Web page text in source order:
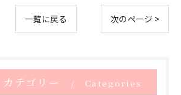
一覧に戻る 次のページ >
カテゴリー Categories